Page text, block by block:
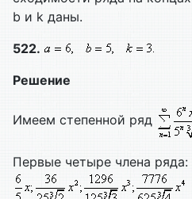
b и k даны.
522.
Решение
Имеем степенной ряд
Первые четыре члена ряда: